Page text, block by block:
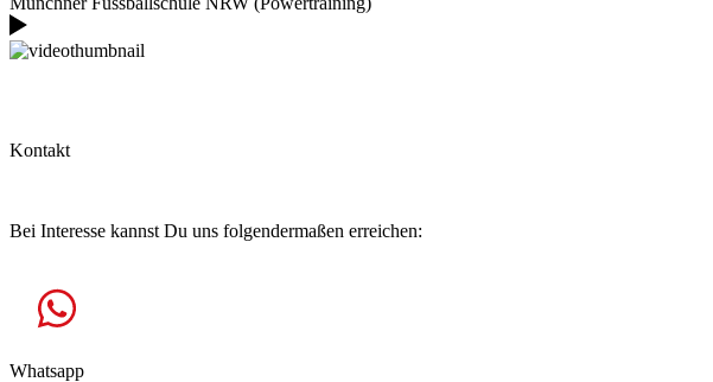
Kontakt
Bei Interesse kannst Du uns folgendermaßen erreichen:
Whatsapp